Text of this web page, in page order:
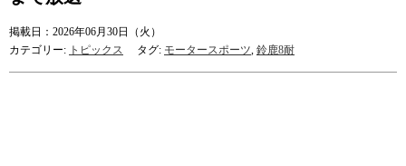
掲載日：2026年06月30日（火）
カテゴリー: トピックス タグ: モータースポーツ, 鈴鹿8耐